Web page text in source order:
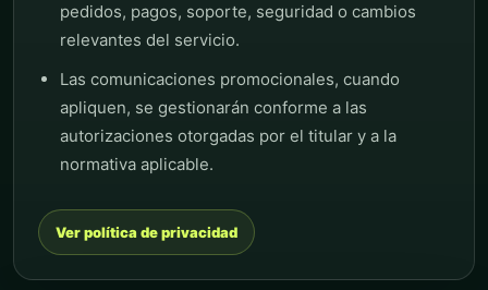
pedidos, pagos, soporte, seguridad o cambios
relevantes del servicio.
Las comunicaciones promocionales, cuando
apliquen, se gestionarán conforme a las
autorizaciones otorgadas por el titular y a la
normativa aplicable.
Ver política de privacidad